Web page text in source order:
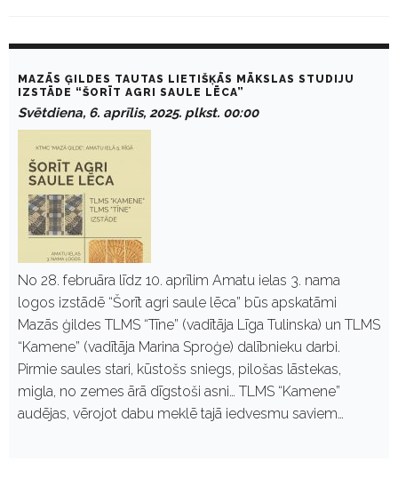
2
MAZĀS ĢILDES TAUTAS LIETIŠĶĀS MĀKSLAS STUDIJU
IZSTĀDE “ŠORĪT AGRI SAULE LĒCA”
Svētdiena, 6. aprīlis, 2025. plkst. 00:00
No 28. februāra līdz 10. aprīlim Amatu ielas 3. nama
logos izstādē “Šorīt agri saule lēca” būs apskatāmi
Mazās ģildes TLMS “Tīne” (vadītāja Līga Tulinska) un TLMS
“Kamene” (vadītāja Marina Sproģe) dalībnieku darbi.
Pirmie saules stari, kūstošs sniegs, pilošas lāstekas,
migla, no zemes ārā dīgstoši asni… TLMS “Kamene”
audējas, vērojot dabu meklē tajā iedvesmu saviem…